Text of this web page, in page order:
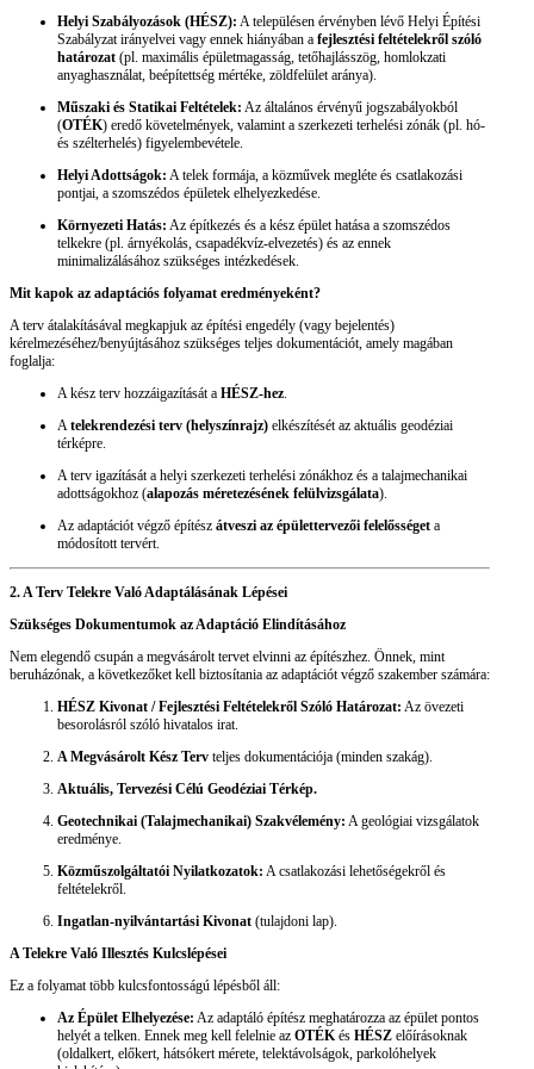
Helyi Szabályozások (HÉSZ): A településen érvényben lévő Helyi Építési
Szabályzat irányelvei vagy ennek hiányában a fejlesztési feltételekről szóló
határozat (pl. maximális épületmagasság, tetőhajlásszög, homlokzati
anyaghasználat, beépítettség mértéke, zöldfelület aránya).
Műszaki és Statikai Feltételek: Az általános érvényű jogszabályokból
(OTÉK) eredő követelmények, valamint a szerkezeti terhelési zónák (pl. hó-
és szélterhelés) figyelembevétele.
Helyi Adottságok: A telek formája, a közművek megléte és csatlakozási
pontjai, a szomszédos épületek elhelyezkedése.
Környezeti Hatás: Az építkezés és a kész épület hatása a szomszédos
telkekre (pl. árnyékolás, csapadékvíz-elvezetés) és az ennek
minimalizálásához szükséges intézkedések.
Mit kapok az adaptációs folyamat eredményeként?
A terv átalakításával megkapjuk az építési engedély (vagy bejelentés)
kérelmezéséhez/benyújtásához szükséges teljes dokumentációt, amely magában
foglalja:
A kész terv hozzáigazítását a HÉSZ-hez.
Atelekrendezési terv (helyszínrajz) elkészítését az aktuális geodéziai
térképre.
A terv igazítását a helyi szerkezeti terhelési zónákhoz és a talajmechanikai
adottságokhoz (alapozás méretezésének felülvizsgálata).
Az adaptációt végző építész átveszi az épülettervezői felelősséget a
módosított tervért.
2. A Terv Telekre Való Adaptálásának Lépései
Szükséges Dokumentumok az Adaptáció Elindításához
Nem elegendő csupán a megvásárolt tervet elvinni az építészhez. Önnek, mint
beruházónak, a következőket kell biztosítania az adaptációt végző szakember számára:
HÉSZ Kivonat / Fejlesztési Feltételekről Szóló Határozat: Az övezeti
besorolásról szóló hivatalos irat.
A Megvásárolt Kész Terv teljes dokumentációja (minden szakág).
Aktuális, Tervezési Célú Geodéziai Térkép.
Geotechnikai (Talajmechanikai) Szakvélemény: A geológiai vizsgálatok
eredménye.
Közműszolgáltatói Nyilatkozatok: A csatlakozási lehetőségekről és
feltételekről.
Ingatlan-nyilvántartási Kivonat (tulajdoni lap).
A Telekre Való Illesztés Kulcslépései
Ez a folyamat több kulcsfontosságú lépésből áll:
Az Épület Elhelyezése: Az adaptáló építész meghatározza az épület pontos
helyét a telken. Ennek meg kell felelnie az OTÉKés HÉSZ előírásoknak
(oldalkert, előkert, hátsókert mérete, telektávolságok, parkolóhelyek